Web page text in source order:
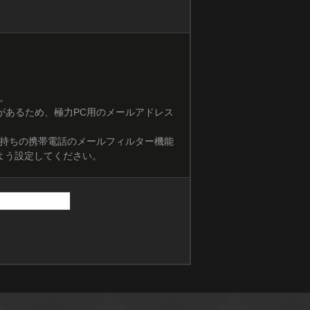
るため、極力PC用のメールアドレス
ちの携帯電話のメールフィルター機能
設定してください。